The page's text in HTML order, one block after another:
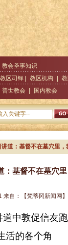
教会圣事知识
教区司铎 | 教区机构
普世教会 国内教会
道：基督不在墓穴里
：基督不在墓穴
来自： 【梵蒂冈新闻网】
中敦促信友跑
活的各个角